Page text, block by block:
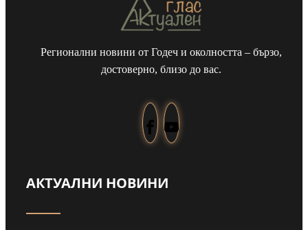
Регионални новини от Годеч и околността – бързо,
достоверно, близо до вас.
АКТУАЛНИ НОВИНИ
Чуйте част от
песента, с която